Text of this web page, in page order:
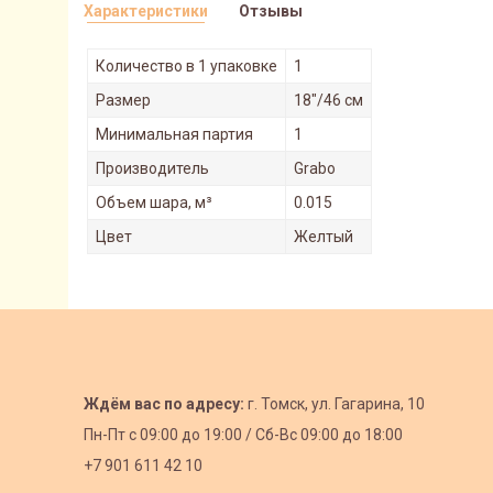
Характеристики
Количество в 1 упаковке
1
Размер
18"/46 см
Минимальная партия
1
Производитель
Grabo
Объем шара, м³
0.015
Цвет
Желтый
Отзывы
Ждём вас по адресу: г. Томск, ул. Гагарина, 10
Пн-Пт с09:00 до 19:00 /Сб-Вс 09:00 до 18:00
+7 901 611 42 10